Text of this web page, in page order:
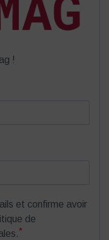
!
et confirme avoir
de
*